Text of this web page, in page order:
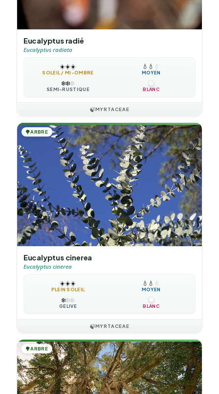
Eucalyptus radié
Eucalyptus radiata
☀️☀️☀️
SOLEIL / MI-OMBRE
💧 💧 💧
MOYEN
❄️❄️❄️
SEMI-RUSTIQUE BLANC
🍃MYRTACEAE
🌳ARBRE
Eucalyptus cinerea
Eucalyptus cinerea
☀️☀️☀️
PLEIN SOLEIL
💧 💧 💧
MOYEN
❄️❄️❄️
GÉLIVE BLANC
🍃MYRTACEAE
🌳ARBRE